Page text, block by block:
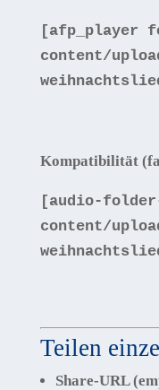
[afp_player
content/
Kompatibilität
[audio-
content/
Teilen
Share-URL